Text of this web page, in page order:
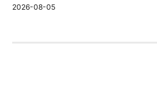
2026-08-05